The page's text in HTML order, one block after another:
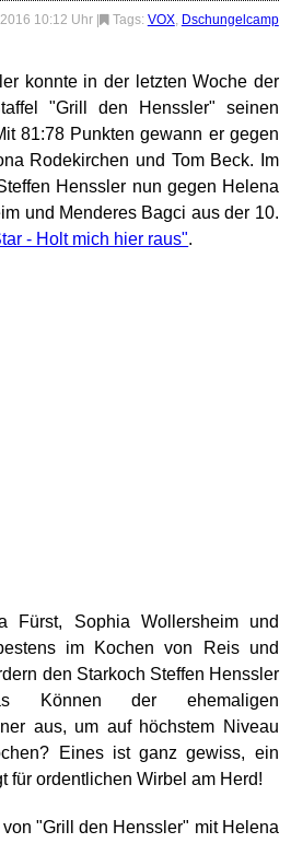
10:12 Uhr Tags: VOX, Dschungelcamp
konnte in der letzten Woche der
"Grill den Henssler" seinen
81:78 Punkten gewann er gegen
Rodekirchen und Tom Beck. Im
Henssler nun gegen Helena
und Menderes Bagci aus der 10.
- Holt mich hier raus".
Fürst, Sophia Wollersheim und
im Kochen von Reis und
den Starkoch Steffen Henssler
Können der ehemaligen
aus, um auf höchstem Niveau
Eines ist ganz gewiss, ein
für ordentlichen Wirbel am Herd!
"Grill den Henssler" mit Helena